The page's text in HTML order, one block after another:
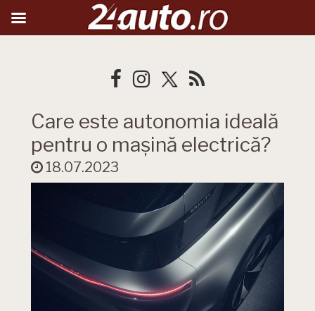
Care este autonomia ideală
pentru o mașină electrică?
18.07.2023